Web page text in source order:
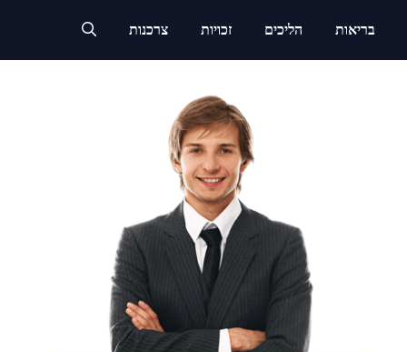
בריאות הליכים זכויות צרכנות